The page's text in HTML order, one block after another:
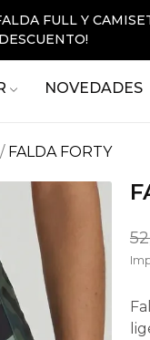
FULL Y
DESCUENTO!
NOVEDADES
FALDA FORTY